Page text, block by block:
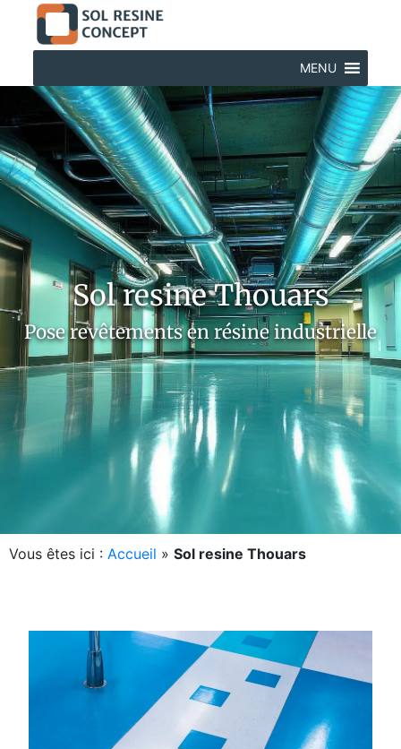
MENU
Sol resine Thouars
Pose revêtements en résine industrielle
Vous êtes ici : Accueil » Sol resine Thouars